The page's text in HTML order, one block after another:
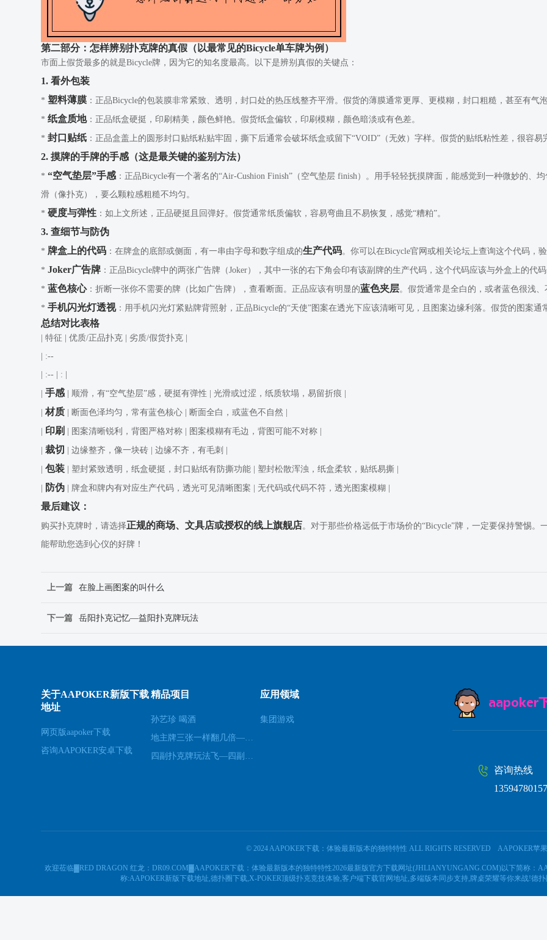
第二部分：怎样辨别扑克牌的真假（以最常见的Bicycle单车牌为例）
市面上假货最多的就是Bicycle牌，因为它的知名度最高。以下是辨别真假的关键点：
1. 看外包装
*塑料薄膜 ：正品Bicycle的包装膜非常紧致、透明，封口处的热压线整齐平滑。假货的薄膜通常更厚、更模糊，封口粗糙，甚至有气
*纸盒质地：正品纸盒硬挺，印刷精美，颜色鲜艳。假货纸盒偏软，印刷模糊，颜色暗淡或有色差。
*封口贴纸 ：正品盒盖上的圆形封口贴纸粘贴牢固，撕下后通常会破坏纸盒或留下“VOID”（无效）字样。假货的贴纸粘性差，很容易
2. 摸牌的手牌的手感（这是最关键的鉴别方法）
*“空气垫层”手感：正品Bicycle有一个著名的“Air-Cushion Finish”（空气垫层 finish）。用手轻轻抚摸牌面，能感觉到一种微妙的、
滑（像扑克），要么颗粒感粗糙不均匀。
*硬度与弹性 ：如上文所述，正品硬挺且回弹好。假货通常纸质偏软，容易弯曲且不易恢复，感觉“糟粕”。
3. 查细节与防伪
*牌盒上的代码 ：在牌盒的底部或侧面，有一串由字母和数字组成的生产代码。你可以在Bicycle官网或相关论坛上查询这个代码，
*Joker广告牌 ：正品Bicycle牌中的两张广告牌（Joker），其中一张的右下角会印有该副牌的生产代码，这个代码应该与外盒上的代
* 蓝色核心：折断一张你不需要的牌（比如广告牌），查看断面。正品应该有明显的蓝色夹层。假货通常是全白的，或者蓝色很浅、
*手机闪光灯透视：用手机闪光灯紧贴牌背照射，正品Bicycle的“天使”图案在透光下应该清晰可见，且图案边缘利落。假货的图案通
总结对比表格
| 特征 | 优质/正品扑克 | 劣质/假货扑克 |
| :--
| :--
| : |
|手感| 顺滑，有“空气垫层”感，硬挺有弹性 | 光滑或过涩，纸质软塌，易留折痕 |
|材质 | 断面色泽均匀，常有蓝色核心 | 断面全白，或蓝色不自然 |
印刷 | 图案清晰锐利，背图严格对称 | 图案模糊有毛边，背图可能不对称 |
|裁切 | 边缘整齐，像一块砖 | 边缘不齐，有毛刺 |
|包装 | 塑封紧致透明，纸盒硬挺，封口贴纸有防撕功能 | 塑封松散浑浊，纸盒柔软，贴纸易撕 |
防伪 | 牌盒和牌内有对应生产代码，透光可见清晰图案 | 无代码或代码不符，透光图案模糊 |
最后建议：
购买扑克牌时，请选择正规的商场、文具店或授权的线上旗舰店。对于那些价格远低于市场价的“Bicycle”牌，一定要保持警惕
能帮助您选到心仪的好牌！
上一篇 在脸上画图案的叫什么
下一篇 岳阳扑克记忆—益阳扑克牌玩法
关于AAPOKER新版下载
地址
网页版aapoker下载
咨询AAPOKER安卓下载
精品项目
孙艺珍 喝酒
地主牌三张一样翻几倍—斗地主三数字出牌秘笈
四副扑克牌玩法飞—四副牌有什么玩法
应用领域
集团游戏
咨询热线
13594780157
© 2024 AAPOKER下载：体验最新版本的独特特性 ALL RIGHTS RESERVED AAPOKER苹
欢迎莅临▓RED DRAGON 红龙：DR09.COM▓AAPOKER下载：体验最新版本的独特特性2026最新版官方下载网址(JHLIANYUNGANG.COM)以下简称：
称:AAPOKER新版下载地址,德扑圈下载,X-POKER顶级扑克竞技体验,客户端下载官网地址,多端版本同步支持,牌桌荣耀等你来战!德